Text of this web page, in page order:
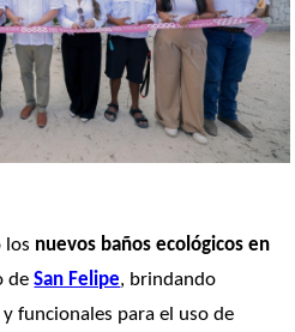
los nuevos baños ecológicos en
de San Felipe, brindando
funcionales para el uso de